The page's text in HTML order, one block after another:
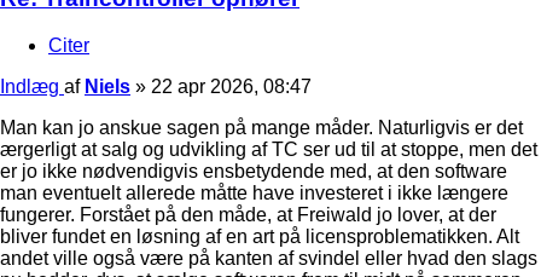
Citer
Indlæg af Niels » 22 apr 2026, 08:47
Man kan jo anskue sagen på mange måder. Naturligvis er det
ærgerligt at salg og udvikling af TC ser ud til at stoppe, men det
er jo ikke nødvendigvis ensbetydende med, at den software
man eventuelt allerede måtte have investeret i ikke længere
fungerer. Forstået på den måde, at Freiwald jo lover, at der
bliver fundet en løsning af en art på licensproblematikken. Alt
andet ville også være på kanten af svindel eller hvad den slags